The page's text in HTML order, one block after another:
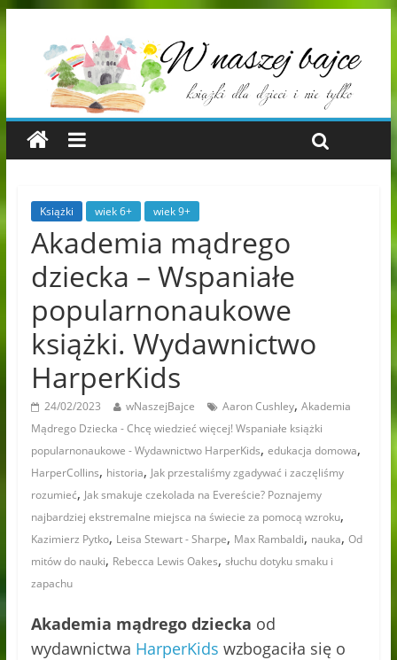
Książki wiek 6+ wiek 9+
Akademia mądrego
dziecka – Wspaniałe
popularnonaukowe
książki. Wydawnictwo
HarperKids
24/02/2023 wNaszejBajce Aaron Cushley, Akademia
Mądrego Dziecka - Chcę wiedzieć więcej! Wspaniałe książki
popularnonaukowe - Wydawnictwo HarperKids, edukacja domowa,
HarperCollins, historia, Jak przestaliśmy zgadywać i zaczęliśmy
rozumieć, Jak smakuje czekolada na Evereście? Poznajemy
najbardziej ekstremalne miejsca na świecie za pomocą wzroku,
Kazimierz Pytko, Leisa Stewart - Sharpe, Max Rambaldi, nauka, Od
mitów do nauki, Rebecca Lewis Oakes, słuchu dotyku smaku i
zapachu
Akademia mądrego dziecka od
wydawnictwa HarperKids wzbogaciła się o